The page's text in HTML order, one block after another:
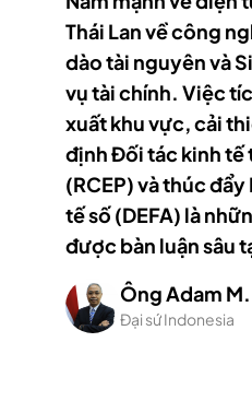
Thái Lan về công
dào tài nguyên và
vụ tài chính. Việc
xuất khu vực, cải
định Đối tác kinh tế
(RCEP) và thúc
tế số (DEFA) là
được bàn luận sâu
Ông Adam
Đại sứ Indonesia